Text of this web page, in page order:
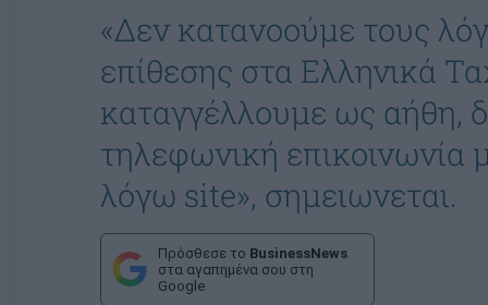
«Δεν κατανοούμε τους
επίθεσης στα Ελληνικά
καταγγέλλουμε ως αήθη,
τηλεφωνική επικοινωνία
λόγω site», σημειωνεται.
Πρόσθεσε το BusinessNews
στα αγαπημένα σου στη
Google